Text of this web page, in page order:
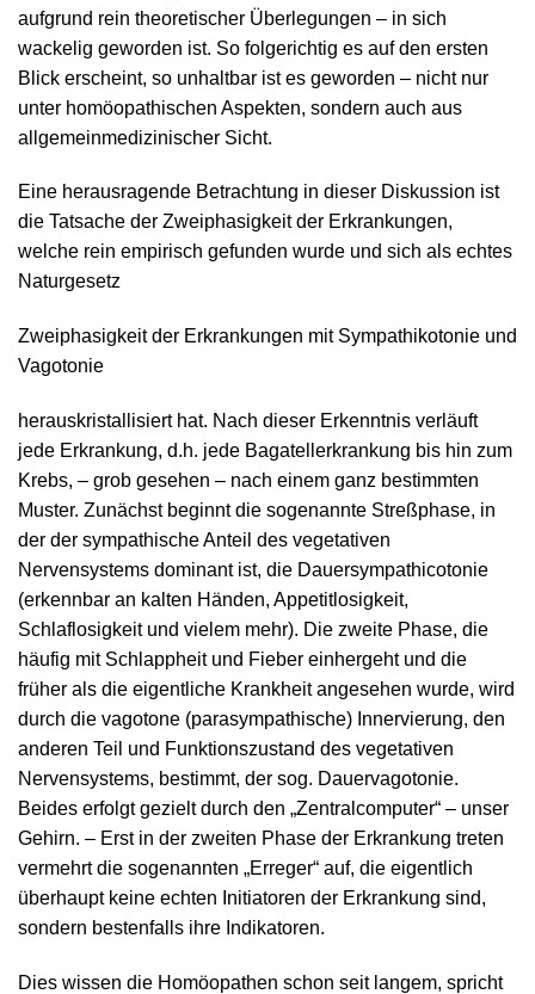
aufgrund rein theoretischer Überlegungen – in sich
wackelig geworden ist. So folgerichtig es auf den ersten
Blick erscheint, so unhaltbar ist es geworden – nicht nur
unter homöopathischen Aspekten, sondern auch aus
allgemeinmedizinischer Sicht.
Eine herausragende Betrachtung in dieser Diskussion ist
die Tatsache der Zweiphasigkeit der Erkrankungen,
welche rein empirisch gefunden wurde und sich als echtes
Naturgesetz
Zweiphasigkeit der Erkrankungen mit Sympathikotonie und
Vagotonie
herauskristallisiert hat. Nach dieser Erkenntnis verläuft
jede Erkrankung, d.h. jede Bagatellerkrankung bis hin zum
Krebs, – grob gesehen – nach einem ganz bestimmten
Muster. Zunächst beginnt die sogenannte Streßphase, in
der der sympathische Anteil des vegetativen
Nervensystems dominant ist, die Dauersympathicotonie
(erkennbar an kalten Händen, Appetitlosigkeit,
Schlaflosigkeit und vielem mehr). Die zweite Phase, die
häufig mit Schlappheit und Fieber einhergeht und die
früher als die eigentliche Krankheit angesehen wurde, wird
durch die vagotone (parasympathische) Innervierung, den
anderen Teil und Funktionszustand des vegetativen
Nervensystems, bestimmt, der sog. Dauervagotonie.
Beides erfolgt gezielt durch den „Zentralcomputer“ – unser
Gehirn. – Erst in der zweiten Phase der Erkrankung treten
vermehrt die sogenannten „Erreger“ auf, die eigentlich
überhaupt keine echten Initiatoren der Erkrankung sind,
sondern bestenfalls ihre Indikatoren.
Dies wissen die Homöopathen schon seit langem, spricht